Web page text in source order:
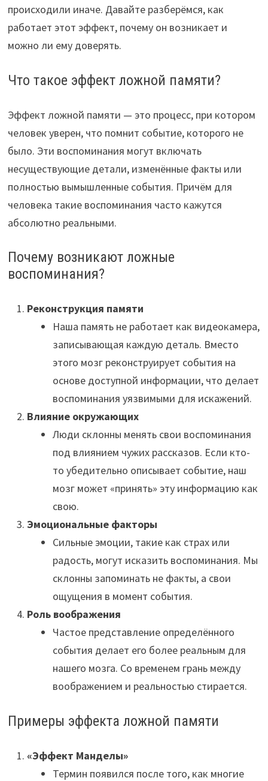
происходили иначе. Давайте разберёмся, как
работает этот эффект, почему он возникает и
можно ли ему доверять.
Что такое эффект ложной памяти?
Эффект ложной памяти — это процесс, при котором
человек уверен, что помнит событие, которого не
было. Эти воспоминания могут включать
несуществующие детали, изменённые факты или
полностью вымышленные события. Причём для
человека такие воспоминания часто кажутся
абсолютно реальными.
Почему возникают ложные
воспоминания?
Реконструкция памяти
Наша память не работает как видеокамера,
записывающая каждую деталь. Вместо
этого мозг реконструирует события на
основе доступной информации, что делает
воспоминания уязвимыми для искажений.
Влияние окружающих
Люди склонны менять свои воспоминания
под влиянием чужих рассказов. Если кто-
то убедительно описывает событие, наш
мозг может «принять» эту информацию как
свою.
Эмоциональные факторы
Сильные эмоции, такие как страх или
радость, могут исказить воспоминания. Мы
склонны запоминать не факты, а свои
ощущения в момент события.
Роль воображения
Частое представление определённого
события делает его более реальным для
нашего мозга. Со временем грань между
воображением и реальностью стирается.
Примеры эффекта ложной памяти
«Эффект Манделы»
Термин появился после того, как многие